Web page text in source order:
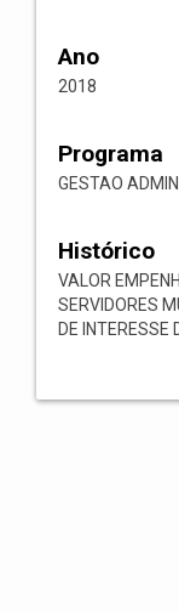
Ano
2018
Programa
GESTAO
Histórico
VALOR
SERVIDORES
DE INTERESSE